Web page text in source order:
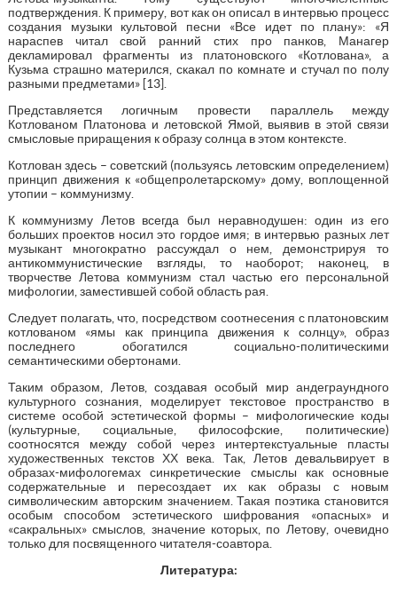
подтверждения. К примеру, вот как он описал в интервью процесс
создания музыки культовой песни «Все идет по плану»: «Я
нараспев читал свой ранний стих про панков, Манагер
декламировал фрагменты из платоновского «Котлована», а
Кузьма страшно матерился, скакал по комнате и стучал по полу
разными предметами» [13].
Представляется логичным провести параллель между
Котлованом Платонова и летовской Ямой, выявив в этой связи
смысловые приращения к образу солнца в этом контексте.
Котлован здесь – советский (пользуясь летовским определением)
принцип движения к «общепролетарскому» дому, воплощенной
утопии – коммунизму.
К коммунизму Летов всегда был неравнодушен: один из его
больших проектов носил это гордое имя; в интервью разных лет
музыкант многократно рассуждал о нем, демонстрируя то
антикоммунистические взгляды, то наоборот; наконец, в
творчестве Летова коммунизм стал частью его персональной
мифологии, заместившей собой область рая.
Следует полагать, что, посредством соотнесения с платоновским
котлованом «ямы как принципа движения к солнцу», образ
последнего обогатился социально-политическими
семантическими обертонами.
Таким образом, Летов, создавая особый мир андеграундного
культурного сознания, моделирует текстовое пространство в
системе особой эстетической формы – мифологические коды
(культурные, социальные, философские, политические)
соотносятся между собой через интертекстуальные пласты
художественных текстов ХХ века. Так, Летов девальвирует в
образах-мифологемах синкретические смыслы как основные
содержательные и пересоздает их как образы с новым
символическим авторским значением. Такая поэтика становится
особым способом эстетического шифрования «опасных» и
«сакральных» смыслов, значение которых, по Летову, очевидно
только для посвященного читателя-соавтора.
Литература: